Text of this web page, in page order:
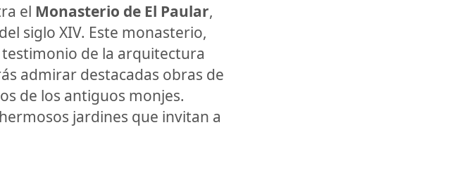
el Monasterio de El Paular,
siglo XIV. Este monasterio,
de la arquitectura
admirar destacadas obras de
de los antiguos monjes.
jardines que invitan a